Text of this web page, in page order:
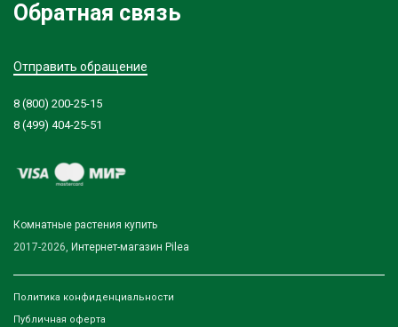
Обратная связь
Отправить обращение
8 (800) 200-25-15
8 (499) 404-25-51
Комнатные растения купить
2017-2026, Интернет-магазин Pilea
Политика конфиденциальности
Публичная оферта